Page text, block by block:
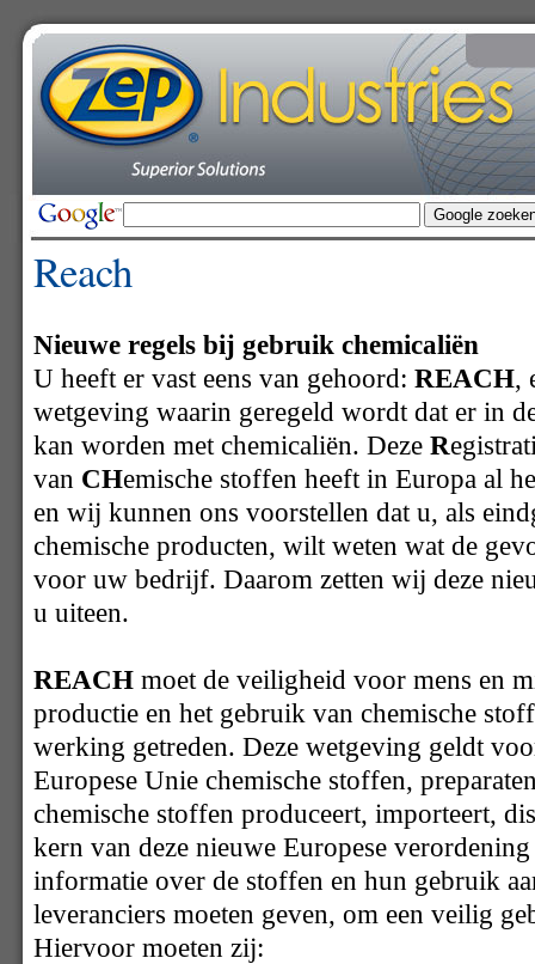
Reach
Nieuwe regels bij gebruik chemicaliën
U heeft er vast eens van gehoord: REACH,
wetgeving waarin geregeld wordt dat er in
kan worden met chemicaliën. Deze R
van CHemische stoffen heeft in Europa al
en wij kunnen ons voorstellen dat u, als
chemische producten, wilt weten wat de
voor uw bedrijf. Daarom zetten wij deze
u uiteen.
REACH moet de veiligheid voor mens en
productie en het gebruik van chemische
werking getreden. Deze wetgeving geldt
Europese Unie chemische stoffen,
chemische stoffen produceert, importeert,
kern van deze nieuwe Europese
informatie over de stoffen en hun gebruik
leveranciers moeten geven, om een veilig
Hiervoor moeten zij: